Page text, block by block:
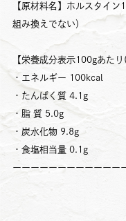
【原材料名】ホルスタイ
組み換えでない）
【栄養成分表示100gあたり
・エネルギー 100kcal
・たんぱく質 4.1g
・脂 質 5.0g
・炭水化物 9.8g
・食塩相当量 0.1g
ーーーーーーーーーーーー